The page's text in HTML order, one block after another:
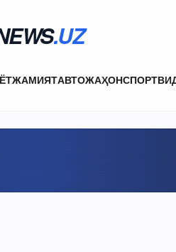
.UZ
ЖАМИЯТАВТОЖАҲОНСПОРТ